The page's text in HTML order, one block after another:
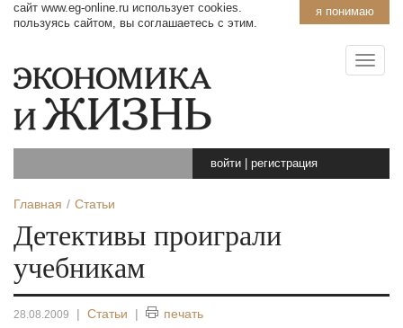
я понимаю
сайт www.eg-online.ru использует cookies.
пользуясь сайтом, вы соглашаетесь с этим.
войти регистрация
Главная Статьи
Детективы проиграли
учебникам
28.08.2009 | Статьи | печать